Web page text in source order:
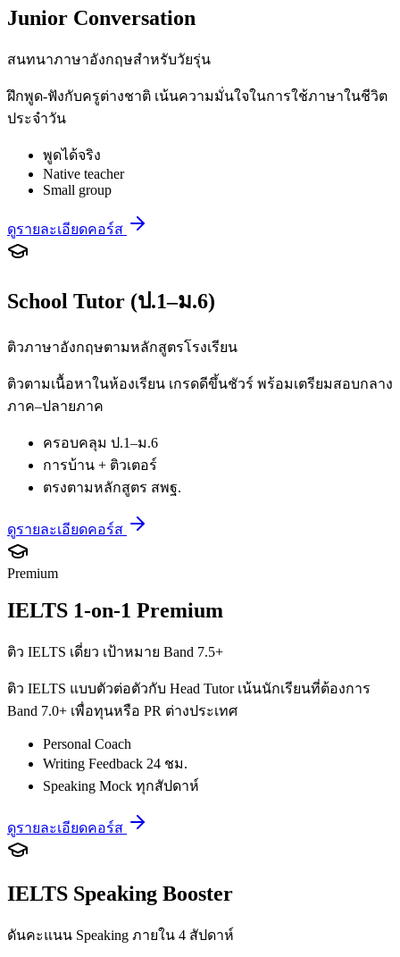
Junior Conversation
สนทนาภาษาอังกฤษสำหรับวัยรุ่น
ฝึกพูด-ฟังกับครูต่างชาติ เน้นความมั่นใจในการใช้ภาษาในชีวิต
ประจำวัน
พูดได้จริง
Native teacher
Small group
ดูรายละเอียดคอร์ส
School Tutor (ป.1–ม.6)
ติวภาษาอังกฤษตามหลักสูตรโรงเรียน
ติวตามเนื้อหาในห้องเรียน เกรดดีขึ้นชัวร์ พร้อมเตรียมสอบกลาง
ภาค–ปลายภาค
ครอบคลุม ป.1–ม.6
การบ้าน + ติวเตอร์
ตรงตามหลักสูตร สพฐ.
ดูรายละเอียดคอร์ส
Premium
IELTS 1-on-1 Premium
ติว IELTS เดี่ยว เป้าหมาย Band 7.5+
ติว IELTS แบบตัวต่อตัวกับ Head Tutor เน้นนักเรียนที่ต้องการ
Band 7.0+ เพื่อทุนหรือ PR ต่างประเทศ
Personal Coach
Writing Feedback 24 ชม.
Speaking Mock ทุกสัปดาห์
ดูรายละเอียดคอร์ส
IELTS Speaking Booster
ดันคะแนน Speaking ภายใน 4 สัปดาห์